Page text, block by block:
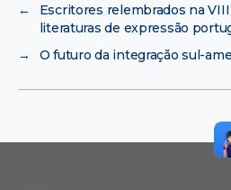
←
Escritores relembrados na
literaturas de expressão
→
O futuro da integração sul-